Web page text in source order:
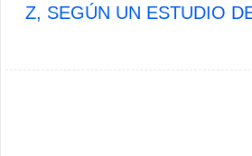
Z, SEGÚN UN ESTUDIO